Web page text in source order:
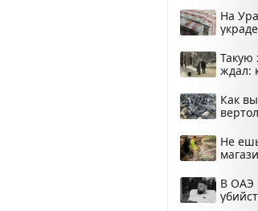
На
Такую
ждал:
Как
Не
В ОАЭ